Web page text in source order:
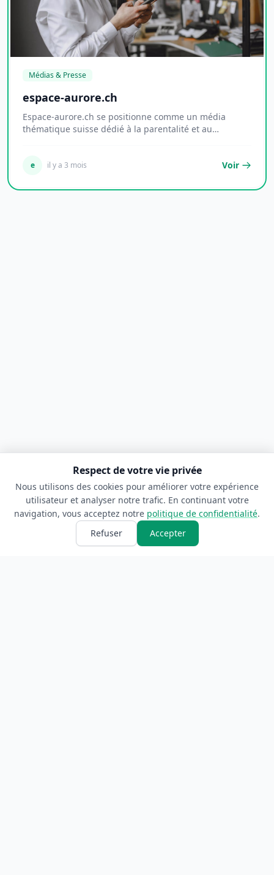
Médias & Presse
espace-aurore.ch
Espace-aurore.ch se positionne comme un média
thématique suisse dédié à la parentalité et au
e il y a 3 mois Voir
Respect de votre vie privée
Nous utilisons des cookies pour améliorer votre expérience
utilisateur et analyser notre trafic. En continuant votre
navigation, vous acceptez notre politique de confidentialité.
Refuser
Accepter